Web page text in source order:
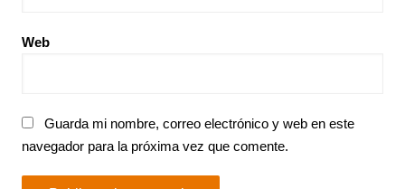
Web
Guarda mi nombre, correo electrónico y web en este
navegador para la próxima vez que comente.